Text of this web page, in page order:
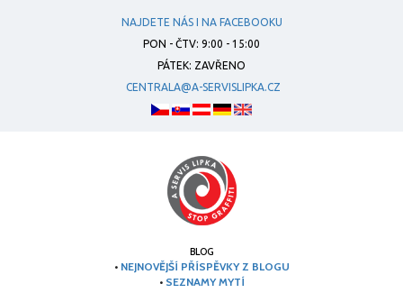
NAJDETE NÁS I NA FACEBOOKU
PON - ČTV: 9:00 - 15:00
PÁTEK: ZAVŘENO
CENTRALA@A-SERVISLIPKA.CZ
BLOG
• NEJNOVĚJŠÍ PŘÍSPĚVKY Z BLOGU
• SEZNAMY MYTÍ